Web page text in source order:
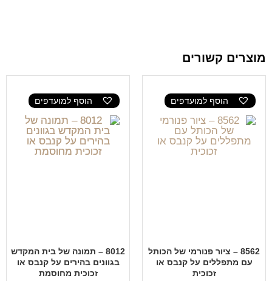
מוצרים קשורים
הוסף למועדפים
8562 – ציור פנורמי של הכותל
עם מתפללים על קנבס או
זכוכית
הוסף למועדפים
8012 – תמונה של בית המקדש
בגוונים בהירים על קנבס או
זכוכית מחוסמת